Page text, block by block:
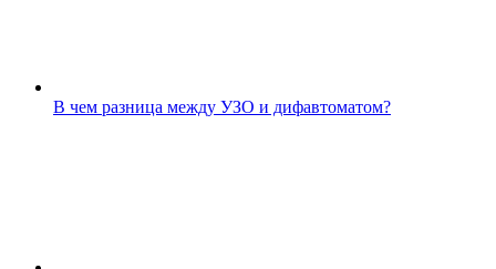
В чем разница между УЗО и дифавтоматом?